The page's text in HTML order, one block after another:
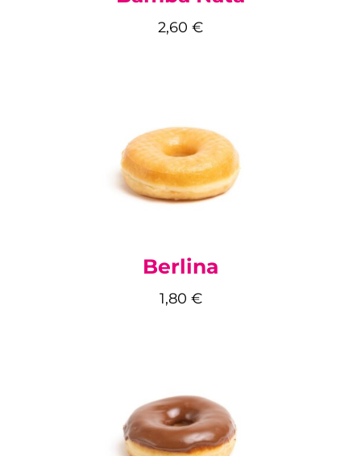
2,60 €
Berlina
1,80 €